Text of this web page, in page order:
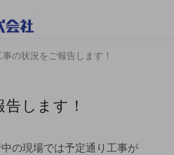
事の状況をご報告します！
します！
の現場では予定通り工事が